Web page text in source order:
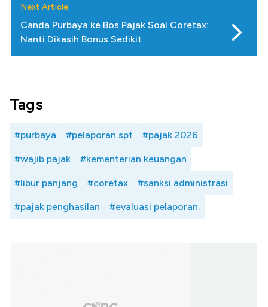
Next Article
Canda Purbaya ke Bos Pajak Soal Coretax:
Nanti Dikasih Bonus Sedikit
Tags
#purbaya #pelaporan spt #pajak 2026
#wajib pajak #kementerian keuangan
#libur panjang #coretax #sanksi administrasi
#pajak penghasilan #evaluasi pelaporan.